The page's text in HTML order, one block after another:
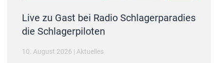
Live zu Gast bei Radio Schlagerparadies
die Schlagerpiloten
10. August 2026 | Aktuelles